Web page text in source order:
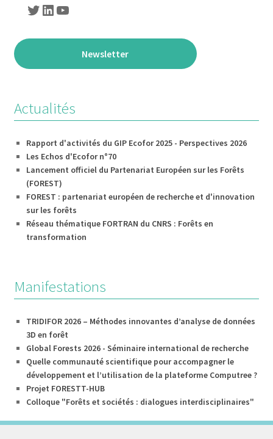
Twitter
LinkedIn
YouTube
Newsletter
Actualités
Rapport d'activités du GIP Ecofor 2025 - Perspectives 2026
Les Echos d'Ecofor n°70
Lancement officiel du Partenariat Européen sur les Forêts
(FOREST)
FOREST : partenariat européen de recherche et d'innovation
sur les forêts
Réseau thématique FORTRAN du CNRS : Forêts en
transformation
Manifestations
TRIDIFOR 2026 – Méthodes innovantes d’analyse de données
3D en forêt
Global Forests 2026 - Séminaire international de recherche
Quelle communauté scientifique pour accompagner le
développement et l’utilisation de la plateforme Computree ?
Projet FORESTT-HUB
Colloque "Forêts et sociétés : dialogues interdisciplinaires"